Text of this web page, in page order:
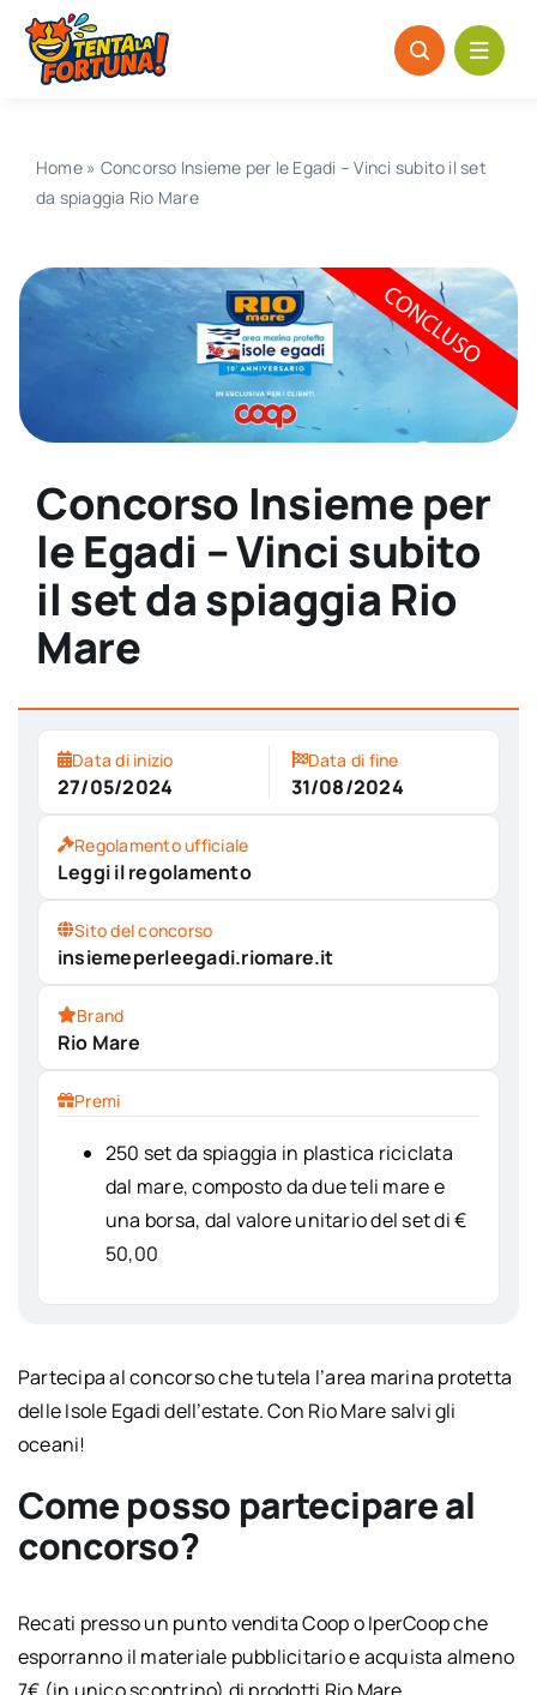
Salta
contenuto
Home» Concorso Insieme per le Egadi – Vinci subito il set
da spiaggia Rio Mare
Concorso Insieme per
le Egadi – Vinci subito
il set da spiaggia Rio
Mare
Data di inizio
27/05/2024
Data di fine
31/08/2024
Regolamento ufficiale
Leggi il regolamento
Sito del concorso
insiemeperleegadi.riomare.it
Brand
Rio Mare
Premi
250 set da spiaggia in plastica riciclata
dal mare, composto da due teli mare e
una borsa, dal valore unitario del set di €
50,00
Partecipa al concorso che tutela l’area marina protetta
delle Isole Egadi dell’estate. Con Rio Mare salvi gli
oceani!
Come posso partecipare al
concorso?
Recati presso un punto vendita Coop o IperCoop che
esporranno il materiale pubblicitario e acquista almeno